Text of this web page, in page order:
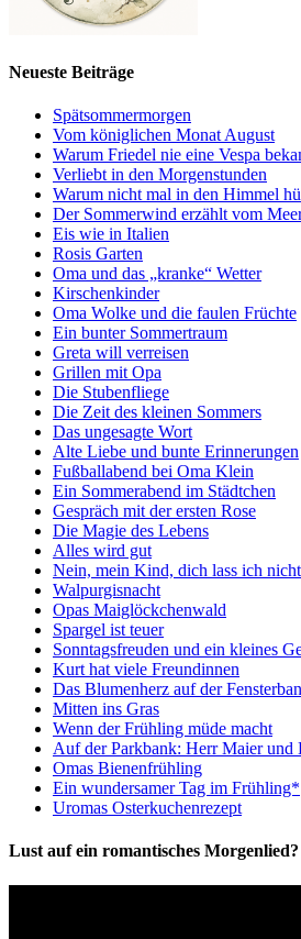
Neueste Beiträge
Spätsommermorgen
Vom königlichen Monat August
Warum Friedel nie eine Vespa
Verliebt in den Morgenstunden
Warum nicht mal in den Himmel
Der Sommerwind erzählt vom
Eis wie in Italien
Rosis Garten
Oma und das „kranke“ Wetter
Kirschenkinder
Oma Wolke und die faulen Früchte
Ein bunter Sommertraum
Greta will verreisen
Grillen mit Opa
Die Stubenfliege
Die Zeit des kleinen Sommers
Das ungesagte Wort
Alte Liebe und bunte Erinnerungen
Fußballabend bei Oma Klein
Ein Sommerabend im Städtchen
Gespräch mit der ersten Rose
Die Magie des Lebens
Alles wird gut
Nein, mein Kind, dich lass ich
Walpurgisnacht
Opas Maiglöckchenwald
Spargel ist teuer
Sonntagsfreuden und ein kleines
Kurt hat viele Freundinnen
Das Blumenherz auf der
Mitten ins Gras
Wenn der Frühling müde macht
Auf der Parkbank: Herr Maier und
Omas Bienenfrühling
Ein wundersamer Tag im Frühling*
Uromas Osterkuchenrezept
Lust auf ein romantisches Morgenlied?